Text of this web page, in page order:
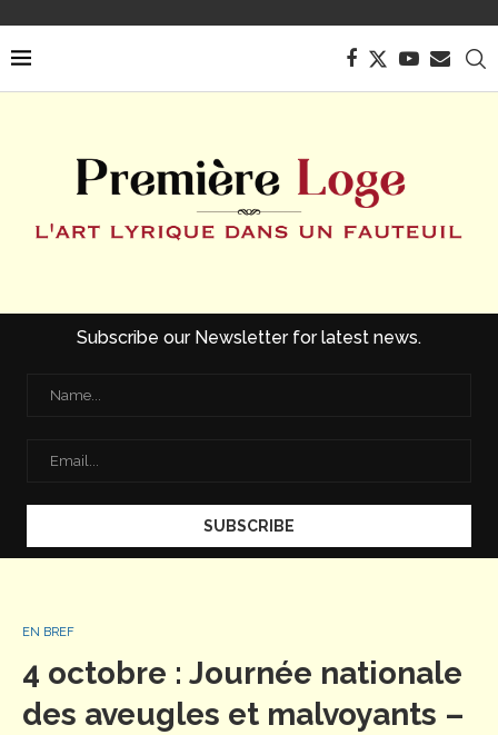
Subscribe our Newsletter for latest news.
EN BREF
4 octobre : Journée nationale
des aveugles et malvoyants –